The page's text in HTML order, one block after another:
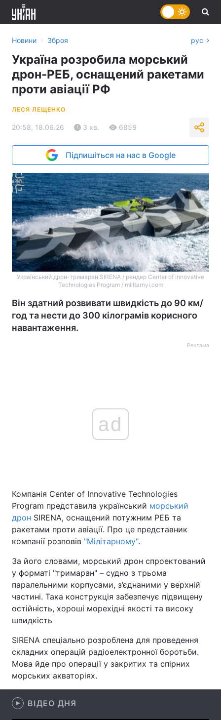
Україна Політика
Економіка Світ
Техно і зв'язок Лайт
Зброя Інциденти
Туризм
Цікавинки Погода
Екологія Регіони
Лонгріди
Відео з Youtube
Новини › Зброя рус
Україна розробила морський
дрон-РЕБ, оснащений ракетами
проти авіації РФ
ЛЕСЯ ЛЕЩЕНКО
20:58, 18.06.26 3 хв. 6858
Підпишіться на нас в Google
Український дрон-тримаран SIRENA / рендер Center of Innovative
Technologies Program / militarnyi.com
Він здатний розвивати швидкість до 90 км/
год та нести до 300 кілограмів корисного
навантаження.
Реклама
ad
Компанія Center of Innovative Technologies
Program представила український морський
дрон SIRENA, оснащений потужним РЕБ та
ракетами проти авіації. Про це представник
компанії розповів "Мілітарному".
За його словами, морський дрон спроектований
у форматі "тримаран" – судно з трьома
паралельними корпусами, з’єднаними у верхній
частині. Така конструкція забезпечує підвищену
остійність, хороші морехідні якості та високу
швидкість
SIRENA спеціально розроблена для проведення
складних операцій радіоелектронної боротьби.
Мова йде про операції у закритих та спірних
морських акваторіях.
ВІДЕО ДНЯ